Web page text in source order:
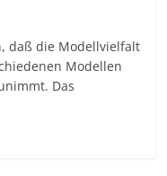
daß die Modellvielfalt
Modellen
Das